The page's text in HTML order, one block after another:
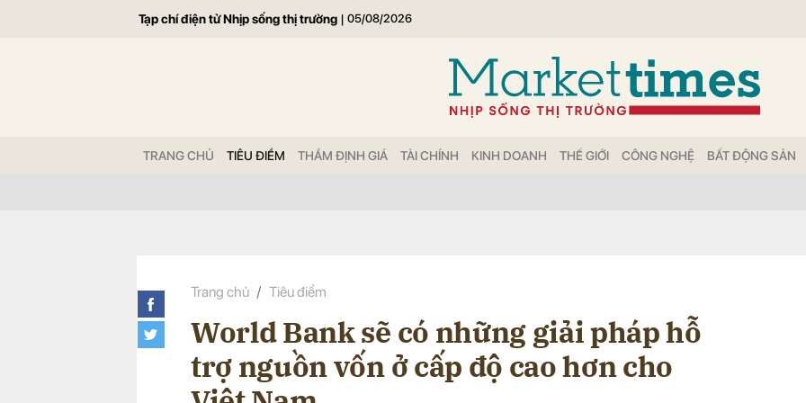
Tạp chí điện tử Nhịp sống thị trường | 05/08/2026
TRANG CHỦ TIÊU ĐIỂM THẨM ĐỊNH GIÁ TÀI CHÍNH KINH DOANH THẾ GIỚI CÔNG NGHỆ BẤT ĐỘNG SẢN
Trang chủ Tiêu điểm
World Bank sẽ có những giải pháp hỗ
trợ nguồn vốn ở cấp độ cao hơn cho
Gửi bình luận